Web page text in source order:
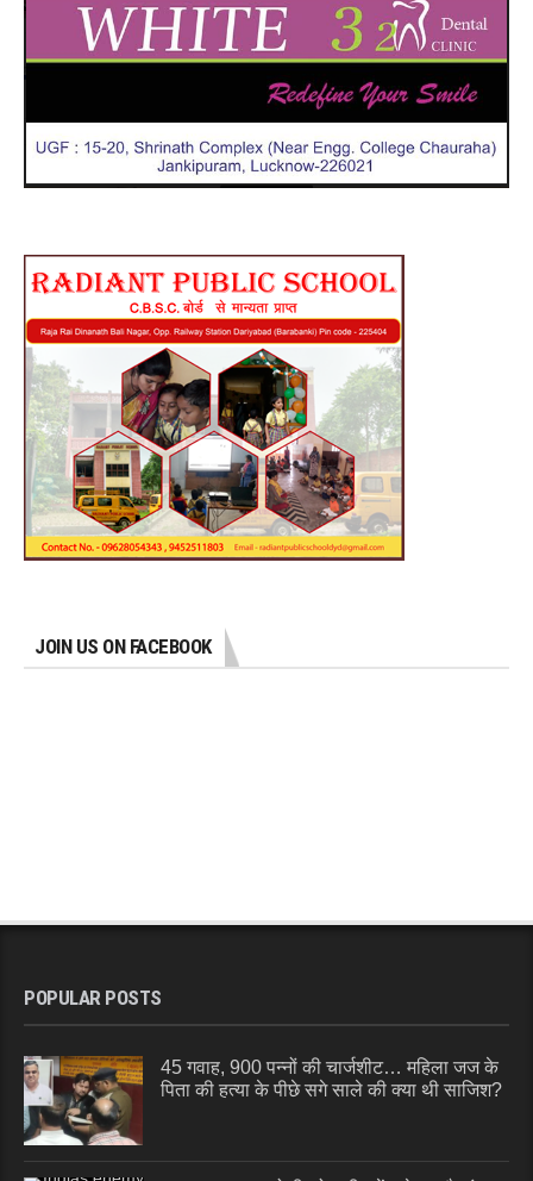
JOIN US ON FACEBOOK
POPULAR POSTS
45 गवाह, 900 पन्नों की चार्जशीट… महिला जज के
पिता की हत्या के पीछे सगे साले की क्या थी साजिश?